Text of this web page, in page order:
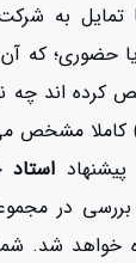
به
حضوری؛ که
کرده اند چه
کاملا مشخص
در
شد. شما